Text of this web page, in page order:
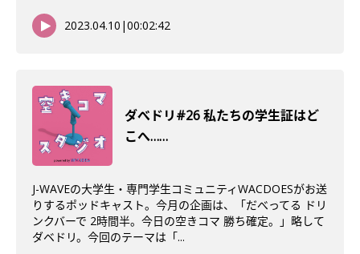
2023.04.10 |00:02:42
ダべドリ#26 私たちの学生証はど
こへ……
J-WAVEの大学生・専門学生コミュニティWACDOESがお送
りするポッドキャスト。今月の企画は、「だべってる ドリ
ンクバーで 2時間半。今日の空きコマ 勝ち確定。」略して
ダベドリ。今回のテーマは「...